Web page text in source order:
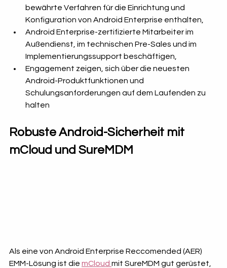
bewährte Verfahren für die Einrichtung und
Konfiguration von Android Enterprise enthalten,
Android Enterprise-zertifizierte Mitarbeiter im
Außendienst, im technischen Pre-Sales und im
Implementierungssupport beschäftigen,
Engagement zeigen, sich über die neuesten
Android-Produktfunktionen und
Schulungsanforderungen auf dem Laufenden zu
halten
Robuste Android-Sicherheit mit
mCloud und SureMDM
Als eine von Android Enterprise Reccomended (AER)
EMM-Lösung ist die mCloud mit SureMDM gut gerüstet,